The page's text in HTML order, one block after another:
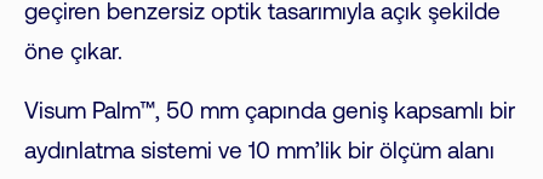
geçiren benzersiz optik tasarımıyla açık şekilde
öne çıkar.
Visum Palm™, 50 mm çapında geniş kapsamlı bir
aydınlatma sistemi ve 10 mm’lik bir ölçüm alanı